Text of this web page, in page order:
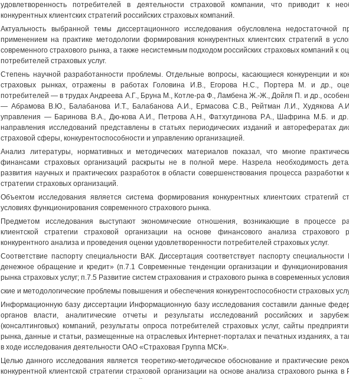
удовлетворенность потребителей в деятельности страховой компании, что приводит к
конкурентных клиентских стратегий российских страховых компаний.
Актуальность выбранной темы диссертационного исследования обусловлена недостаточной
применением на практике методологии формирования конкурентных клиентских стратегий в
современного страхового рынка, а также несистемным подходом российских страховых компаний к
потребителей страховых услуг.
Степень научной разработанности проблемы. Отдельные вопросы, касающиеся конкуренции и
страховых рынках, отражены в работах Головина И.В., Егорова Н.С., Портера М. и др.,
потребителей — в трудах Андреева А.Г., Бруна М., Котле-ра Ф., Ламбена Ж.-Ж., Дойля П. и др.,
— Абрамова В.Ю., Балабанова И.Т., Балабанова А.И., Ермасова C.B., Рейтман Л.И., Худякова А.И.
управления — Баринова В.А., Дю-кова А.И., Петрова А.Н., Фатхутдинова P.A., Шафрина М.Б. и др.
направления исследований представлены в статьях периодических изданий и авторефератах
страховой сферы, конкурентоспособности и управлению организацией.
Анализ литературы, нормативных и методических материалов показал, что многие
финансами страховых организаций раскрыты не в полной мере. Назрела необходимость
развития научных и практических разработок в области совершенствования процесса разработки
стратегии страховых организаций.
Объектом исследования является система формирования конкурентных клиентских стратегий
условиях функционирования современного страхового рынка.
Предметом исследования выступают экономические отношения, возникающие в процессе
клиентской стратегии страховой организации на основе финансового анализа
конкурентного анализа и проведения оценки удовлетворенности потребителей страховых услуг.
Соответствие паспорту специальности ВАК. Диссертация соответствует паспорту
денежное обращение и кредит» (п.7.1 Современные тенденции организации и
рынка страховых услуг; п.7.5 Развитие систем страхования и страхового рынка в современных
ские и методологические проблемы повышения и обеспечения конкурентоспособности страховых
Информационную базу диссертации Информационную базу исследования составили данные
органов власти, аналитические отчеты и результаты исследований российских и
(консалтинговых) компаний, результаты опроса потребителей страховых услуг, сайты
рынка, данные и статьи, размещенные на отраслевых Интернет-порталах и печатных изданиях, а
в ходе исследования деятельности ОАО «Страховая Группа МСК».
Целью данного исследования является теоретико-методическое обоснование и практические
конкурентной клиентской стратегии страховой организации на основе анализа страхового рынка